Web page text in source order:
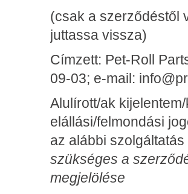
(csak a szerződéstől
juttassa vissza)
Címzett: Pet-Roll
09-03; e-mail:
Alulírott/ak
elállási/felmondási
az alábbi
szükséges a
megjelölése